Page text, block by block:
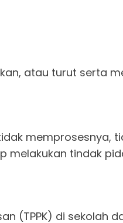
atau turut serta
memprosesnya,
melakukan tindak
(TPPK) di sekolah